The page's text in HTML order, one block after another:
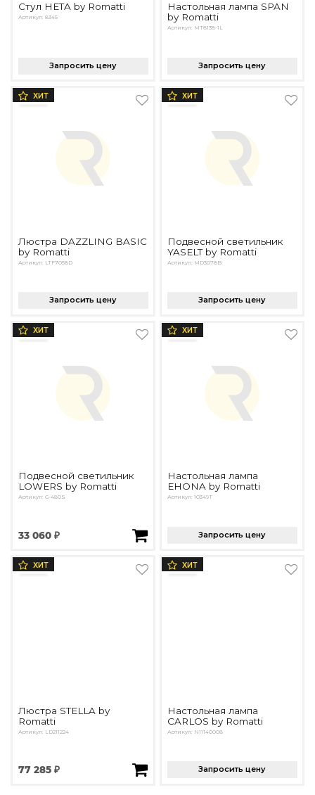
Стул HETA by Romatti
Артикул: 8345
Запросить цену
Настольная лампа SPAN
by Romatti
Артикул: MT8138-1L
Запросить цену
ХИТ
Люстра DAZZLING BASIC
by Romatti
Артикул: LTF7058D
Запросить цену
ХИТ
Подвесной светильник
YASELT by Romatti
Артикул: MD3078B
Запросить цену
ХИТ
Подвесной светильник
LOWERS by Romatti
Артикул: G-480S
33 060 ₽
ХИТ
Настольная лампа
EHONA by Romatti
Артикул: 10349T
Запросить цену
ХИТ
Люстра STELLA by
Romatti
Артикул: LD211224
77 285 ₽
ХИТ
Настольная лампа
CARLOS by Romatti
Артикул: N11140008
Запросить цену